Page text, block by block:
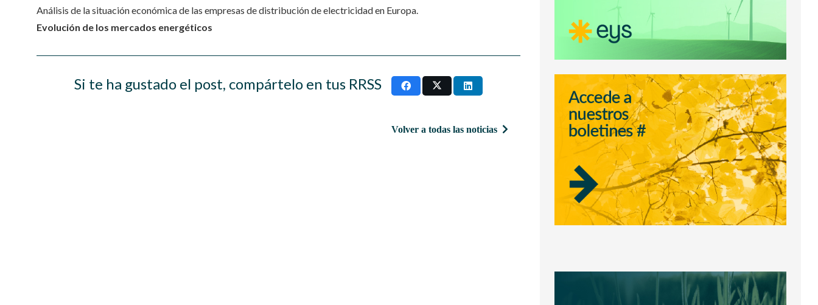
Análisis de la situación económica de las empresas de distribución de electricidad en Europa.
Evolución de los mercados energéticos
Si te ha gustado el post, compártelo en tus RRSS
Volver a todas las noticias